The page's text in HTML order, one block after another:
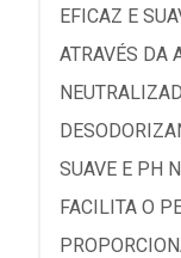
EFICAZ E
ATRAVÉS DA
SUAVE E PH
FACILITA O